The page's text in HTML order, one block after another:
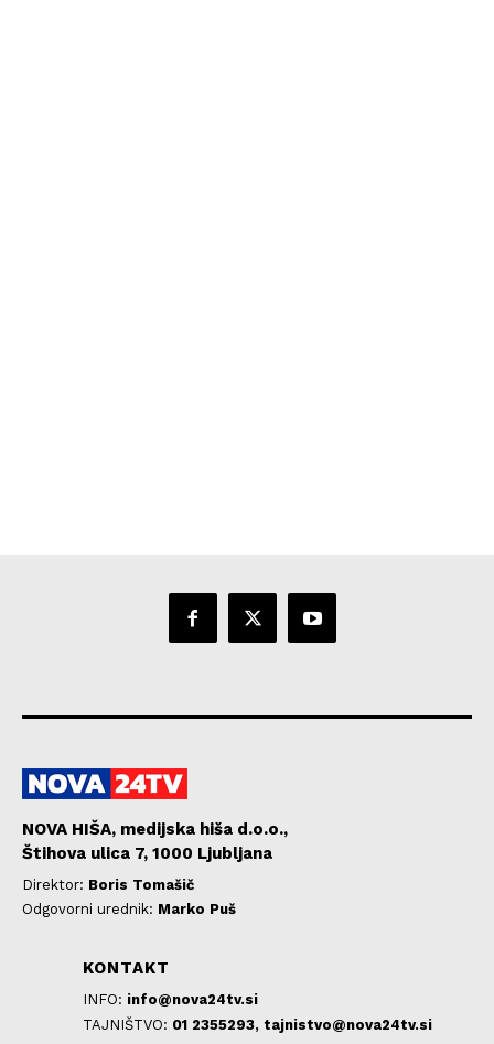
NOVA HIŠA, medijska hiša d.o.o.,
Štihova ulica 7, 1000 Ljubljana
Direktor: Boris Tomašič
Odgovorni urednik: Marko Puš
KONTAKT
INFO: info@nova24tv.si
TAJNIŠTVO: 01 2355293, tajnistvo@nova24tv.si